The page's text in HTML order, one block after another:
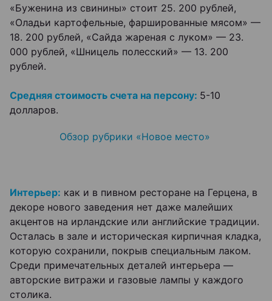
«Буженина из свинины» стоит 25. 200 рублей,
«Оладьи картофельные, фаршированные мясом» —
18. 200 рублей, «Сайда жареная с луком» — 23.
000 рублей, «Шницель полесский» — 13. 200
рублей.
Средняя стоимость счета на персону: 5-10
долларов.
Обзор рубрики «Новое место»
Интерьер: как и в пивном ресторане на Герцена, в
декоре нового заведения нет даже малейших
акцентов на ирландские или английские традиции.
Осталась в зале и историческая кирпичная кладка,
которую сохранили, покрыв специальным лаком.
Среди примечательных деталей интерьера —
авторские витражи и газовые лампы у каждого
столика.